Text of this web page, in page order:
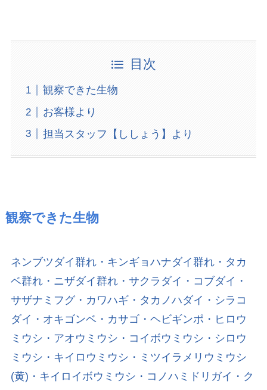
目次
観察できた生物
お客様より
担当スタッフ【ししょう】より
観察できた生物
ネンブツダイ群れ・キンギョハナダイ群れ・タカ
ベ群れ・ニザダイ群れ・サクラダイ・コブダイ・
サザナミフグ・カワハギ・タカノハダイ・シラコ
ダイ・オキゴンベ・カサゴ・ヘビギンポ・ヒロウ
ミウシ・アオウミウシ・コイボウミウシ・シロウ
ミウシ・キイロウミウシ・ミツイラメリウミウシ
(黄)・キイロイボウミウシ・コノハミドリガイ・ク